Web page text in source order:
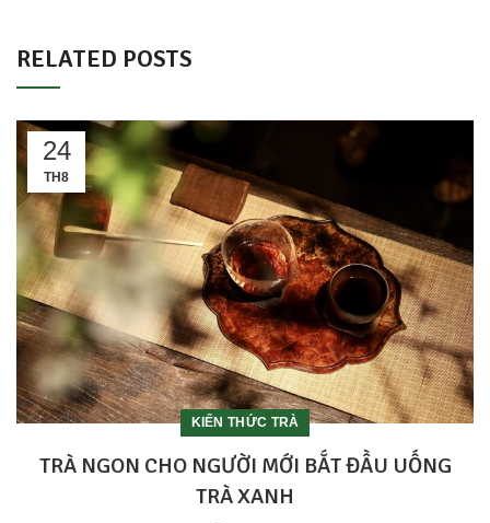
RELATED POSTS
24
TH8
KIẾN THỨC TRÀ
TRÀ NGON CHO NGƯỜI MỚI BẮT ĐẦU UỐNG
TRÀ XANH